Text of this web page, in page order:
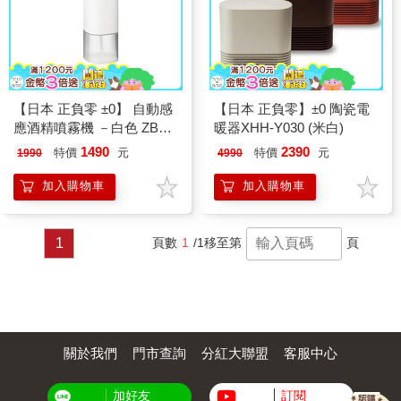
【日本 正負零 ±0】 自動感
應酒精噴霧機 －白色 ZBD
－E010
1990 特價 1490 元
加入購物車
【日本 正負零】±0 陶瓷電
暖器XHH-Y030 (米白)
4990 特價 2390 元
加入購物車
1 頁數 1 /1移至第 頁
關於我們 門市查詢 分紅大聯盟 客服中心
加好友 訂閱